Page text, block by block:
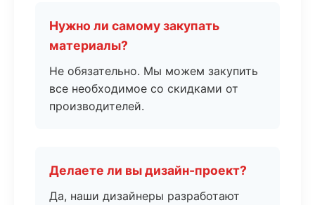
Нужно ли самому закупать
материалы?
Не обязательно. Мы можем закупить
все необходимое со скидками от
производителей.
Делаете ли вы дизайн-проект?
Да, наши дизайнеры разработают